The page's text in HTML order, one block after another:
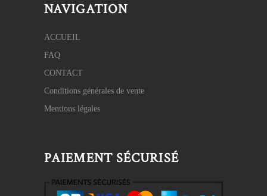
NAVIGATION
ACCUEIL
FAQ
CONTACT
Conditions générales de vente
Mentions légales
PAIEMENT SÉCURISÉ